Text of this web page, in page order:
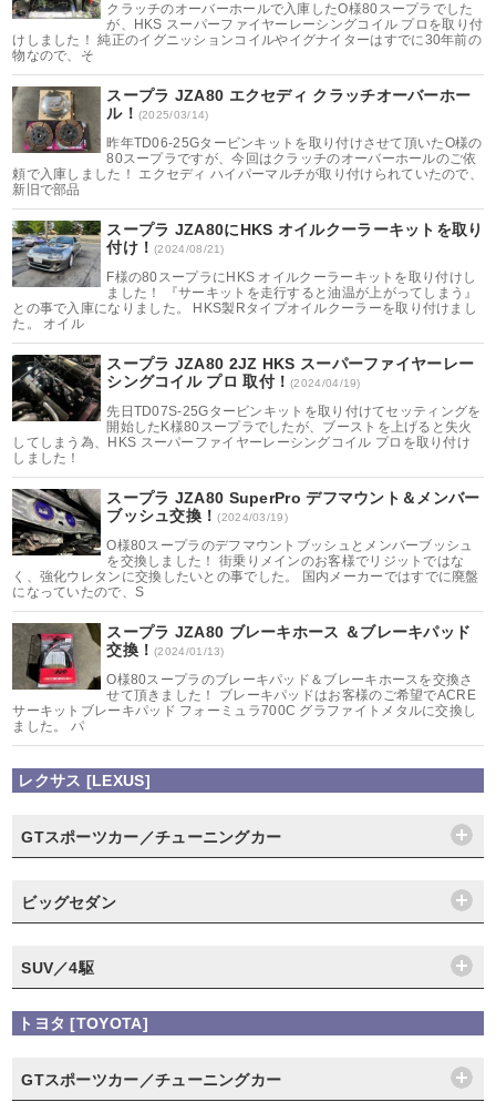
クラッチのオーバーホールで入庫したO様80スープラでした
が、HKS スーパーファイヤーレーシングコイル プロを取り付
けしました！ 純正のイグニッションコイルやイグナイターはすでに30年前の
物なので、そ
スープラ JZA80 エクセディ クラッチオーバーホー
ル！ (2025/03/14)
昨年TD06-25Gタービンキットを取り付けさせて頂いたO様の
80スープラですが、今回はクラッチのオーバーホールのご依
頼で入庫しました！ エクセディ ハイパーマルチが取り付けられていたので、
新旧で部品
スープラ JZA80にHKS オイルクーラーキットを取り
付け！(2024/08/21)
F様の80スープラにHKS オイルクーラーキットを取り付けし
ました！ 『サーキットを走行すると油温が上がってしまう』
との事で入庫になりました。 HKS製Rタイプオイルクーラーを取り付けまし
た。 オイル
スープラ JZA80 2JZ HKS スーパーファイヤーレー
シングコイル プロ 取付！(2024/04/19)
先日TD07S-25Gタービンキットを取り付けてセッティングを
開始したK様80スープラでしたが、ブーストを上げると失火
してしまう為、HKS スーパーファイヤーレーシングコイル プロを取り付け
しました！
スープラ JZA80 SuperPro デフマウント＆メンバー
ブッシュ交換！(2024/03/19)
O様80スープラのデフマウントブッシュとメンバーブッシュ
を交換しました！ 街乗りメインのお客様でリジットではな
く、強化ウレタンに交換したいとの事でした。 国内メーカーではすでに廃盤
になっていたので、S
スープラ JZA80 ブレーキホース ＆ブレーキパッド
交換！(2024/01/13)
O様80スープラのブレーキパッド＆ブレーキホースを交換さ
せて頂きました！ ブレーキパッドはお客様のご希望でACRE
サーキットブレーキパッド フォーミュラ700C グラファイトメタルに交換し
ました。 パ
レクサス [LEXUS]
GTスポーツカー／チューニングカー
ビッグセダン
SUV／4駆
トヨタ [TOYOTA]
GTスポーツカー／チューニングカー